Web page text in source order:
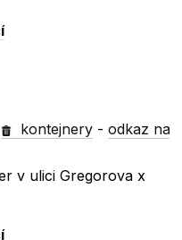
kontejnery -odkaz na
v ulici Gregorova x